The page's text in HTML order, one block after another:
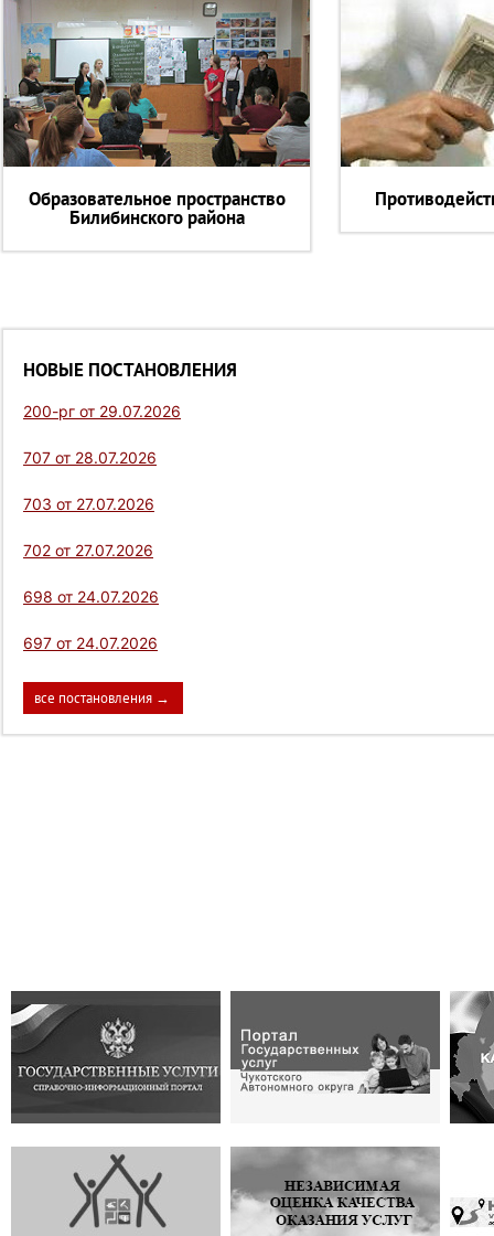
Образовательное пространство
Билибинского района
НОВЫЕ ПОСТАНОВЛЕНИЯ
200-рг от 29.07.2026
707 от 28.07.2026
703 от 27.07.2026
702 от 27.07.2026
698 от 24.07.2026
697 от 24.07.2026
все постановления →